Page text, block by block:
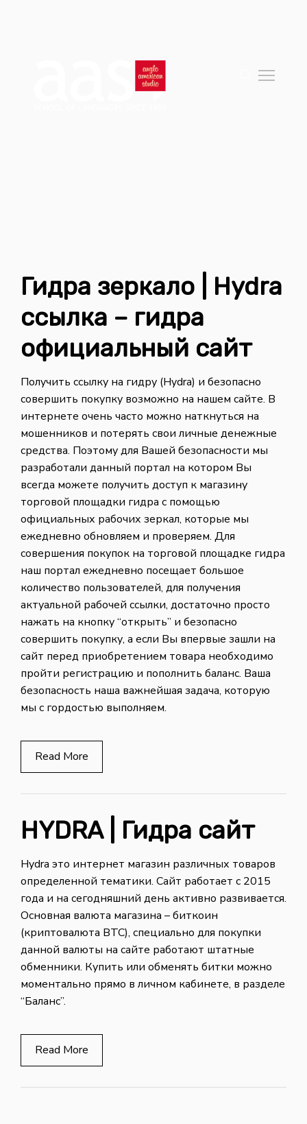
Гидра зеркало | Hydra
ссылка – гидра
официальный сайт
Получить ссылку на гидру (Hydra) и безопасно
совершить покупку возможно на нашем сайте. В
интернете очень часто можно наткнуться на
мошенников и потерять свои личные денежные
средства. Поэтому для Вашей безопасности мы
разработали данный портал на котором Вы
всегда можете получить доступ к магазину
торговой площадки гидра с помощью
официальных рабочих зеркал, которые мы
ежедневно обновляем и проверяем. Для
совершения покупок на торговой площадке гидра
наш портал ежедневно посещает большое
количество пользователей, для получения
актуальной рабочей ссылки, достаточно просто
нажать на кнопку “открыть” и безопасно
совершить покупку, а если Вы впервые зашли на
сайт перед приобретением товара необходимо
пройти регистрацию и пополнить баланс. Ваша
безопасность наша важнейшая задача, которую
мы с гордостью выполняем.
Read More
HYDRA | Гидра сайт
Hydra это интернет магазин различных товаров
определенной тематики. Сайт работает с 2015
года и на сегодняшний день активно развивается.
Основная валюта магазина – биткоин
(криптовалюта BTC), специально для покупки
данной валюты на сайте работают штатные
обменники. Купить или обменять битки можно
моментально прямо в личном кабинете, в разделе
“Баланс”.
Read More